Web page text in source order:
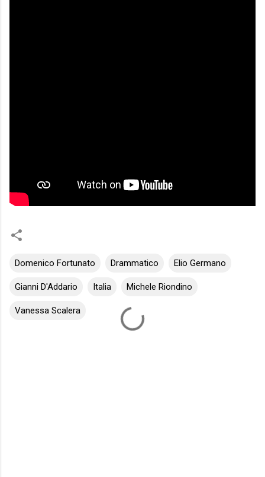
Domenico Fortunato Drammatico Elio Germano
Gianni D'Addario Italia Michele Riondino
Vanessa Scalera